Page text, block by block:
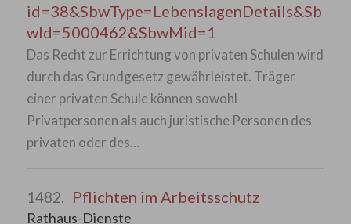
id=38&SbwType=LebenslagenDetails&Sb
wId=5000462&SbwMid=1
Das Recht zur Errichtung von privaten Schulen wird
durch das Grundgesetz gewährleistet. Träger
einer privaten Schule können sowohl
Privatpersonen als auch juristische Personen des
privaten oder des…
1482. Pflichten im Arbeitsschutz
Rathaus-Dienste